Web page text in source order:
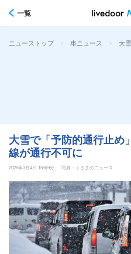
一覧
ニューストップ > 車ニュース > 大
大雪で「予防的通行止め
線が通行不可に
2025年3月4日 15時9分
写真：くるまのニュース